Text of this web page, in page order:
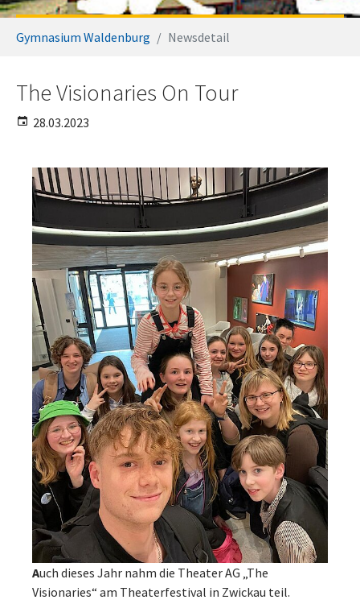
Gymnasium Waldenburg Newsdetail
The Visionaries On Tour
28.03.2023
Auch dieses Jahr nahm die Theater AG „The
Visionaries“ am Theaterfestival in Zwickau teil.